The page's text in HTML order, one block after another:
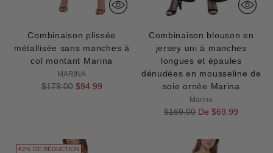
Combinaison plissée
métallisée sans manches à
col montant Marina
MARINA
Prix
$179.00 $94.99
Combinaison blouson en
jersey uni à manches
longues et épaules
dénudées en mousseline de
soie ornée Marina
Marina
Prix
$169.00 De $69.99
62% DE RÉDUCTION